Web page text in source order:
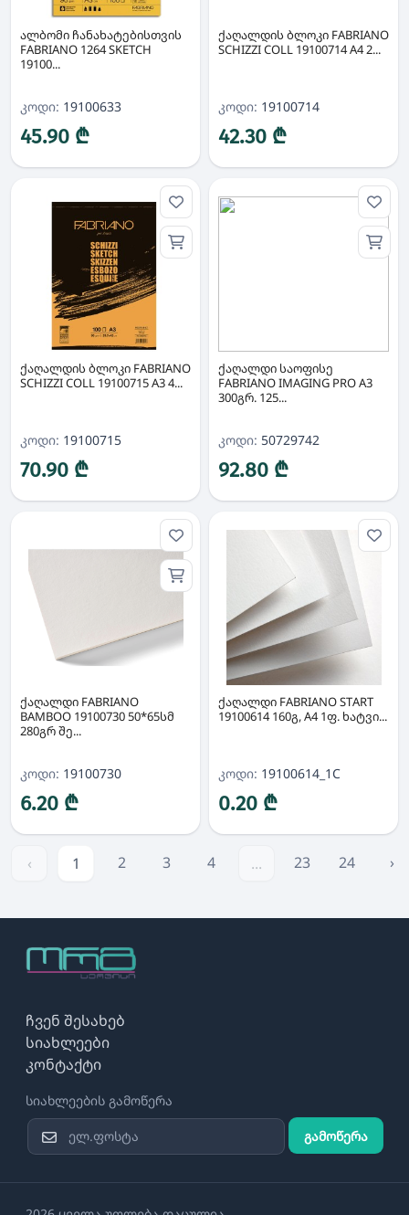
ალბომი ჩანახატებისთვის
FABRIANO 1264 SKETCH
19100...
კოდი: 19100633
45.90 ₾
ქაღალდის ბლოკი FABRIANO
SCHIZZI COLL 19100714 A4 2...
კოდი: 19100714
42.30 ₾
ქაღალდის ბლოკი FABRIANO
SCHIZZI COLL 19100715 A3 4...
კოდი: 19100715
70.90 ₾
ქაღალდი საოფისე
FABRIANO IMAGING PRO A3
300გრ. 125...
კოდი: 50729742
92.80 ₾
ქაღალდი FABRIANO
BAMBOO 19100730 50*65სმ
280გრ შე...
კოდი: 19100730
6.20 ₾
ქაღალდი FABRIANO START
19100614 160გ, A4 1ფ. ხატვი...
კოდი: 19100614_1C
0.20 ₾
‹ 1 2 3 4 ... 23 24 ›
ჩვენ შესახებ
სიახლეები
კონტაქტი
სიახლეების გამოწერა
გამოწერა